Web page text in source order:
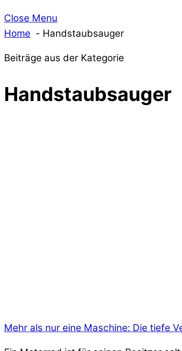
Close Menu
Home
Handstaubsauger
Beiträge aus der Kategorie
Handstaubsauger
Mehr als nur eine Maschine: Die tiefe